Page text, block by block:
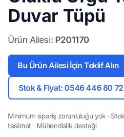
Duvar Tüpü
Ürün Ailesi: P201170
Bu Ürün Ailesi İçin Teklif Alın
Stok & Fiyat: 0546 446 80 72
Minimum sipariş zorunluluğu yok ·
teslimat · Mühendislik desteği